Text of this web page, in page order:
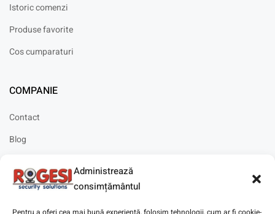
Administrează
consimțământul
Istoric comenzi
Produse favorite
Cos cumparaturi
COMPANIE
Contact
Blog
Solicitare instalare